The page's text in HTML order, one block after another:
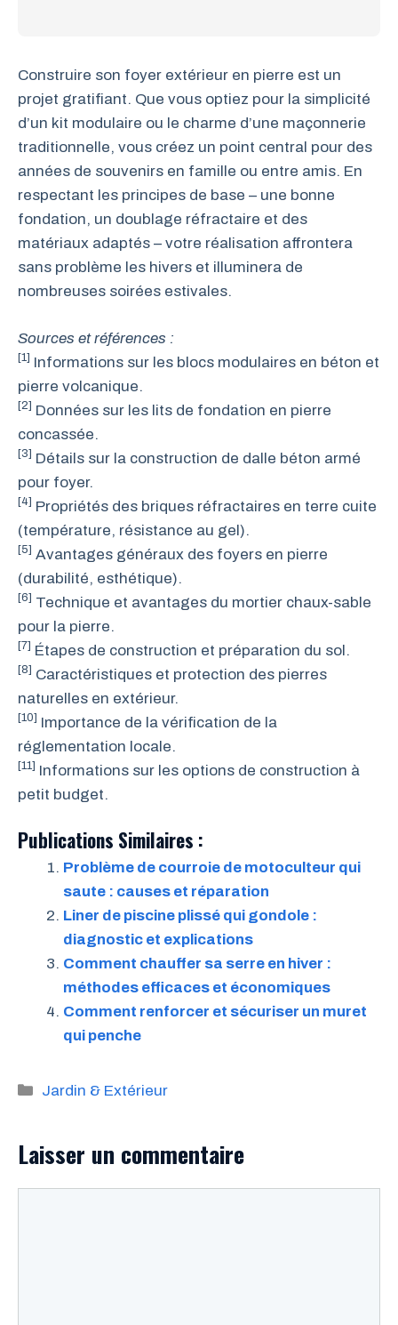
Construire son foyer extérieur en pierre est un
projet gratifiant. Que vous optiez pour la simplicité
d’un kit modulaire ou le charme d’une maçonnerie
traditionnelle, vous créez un point central pour des
années de souvenirs en famille ou entre amis. En
respectant les principes de base – une bonne
fondation, un doublage réfractaire et des
matériaux adaptés – votre réalisation affrontera
sans problème les hivers et illuminera de
nombreuses soirées estivales.
Sources et références :
[1] Informations sur les blocs modulaires en béton et
pierre volcanique.
[2] Données sur les lits de fondation en pierre
concassée.
[3] Détails sur la construction de dalle béton armé
pour foyer.
[4] Propriétés des briques réfractaires en terre cuite
(température, résistance au gel).
[5] Avantages généraux des foyers en pierre
(durabilité, esthétique).
[6] Technique et avantages du mortier chaux-sable
pour la pierre.
[7] Étapes de construction et préparation du sol.
[8] Caractéristiques et protection des pierres
naturelles en extérieur.
[10] Importance de la vérification de la
réglementation locale.
[11] Informations sur les options de construction à
petit budget.
Publications Similaires :
Problème de courroie de motoculteur qui
saute : causes et réparation
Liner de piscine plissé qui gondole :
diagnostic et explications
Comment chauffer sa serre en hiver :
méthodes efficaces et économiques
Comment renforcer et sécuriser un muret
qui penche
Catégories
Jardin & Extérieur
Laisser un commentaire